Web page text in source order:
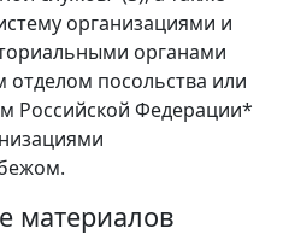
организациями и
органами
посольства или
Российской Федерации*
материалов